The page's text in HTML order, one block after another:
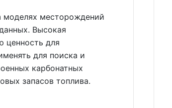
моделях месторождений
Высокая
ценность для
для поиска и
карбонатных
запасов топлива.